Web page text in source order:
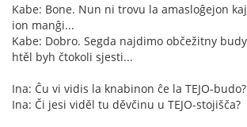
Kabe: Bone. Nun ni trovu la amasloĝejon
ion manĝi...
Kabe: Dobro. Segda najdimo občežitny
htěl byh čtokoli sjesti...
Ina: Ĉu vi vidis la knabinon ĉe la TEJO-budo?
Ina: Či jesi viděl tu děvčinu u TEJO-stojišča?